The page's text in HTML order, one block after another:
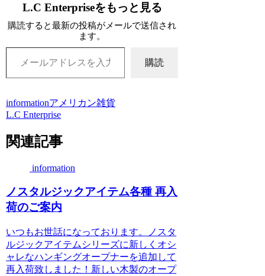
L.C Enterpriseをもっと見る
購読すると最新の投稿がメールで送信され
ます。
メールアドレスを入力...
購読
informationアメリカン雑貨
L.C Enterprise
関連記事
information
ノスタルジックアイテム各種 再入
荷のご案内
いつもお世話になっております。ノスタ
ルジックアイテムシリーズに新しくオシ
ャレなハンギングオープナーを追加して
再入荷致しました！新しい木製のオープ